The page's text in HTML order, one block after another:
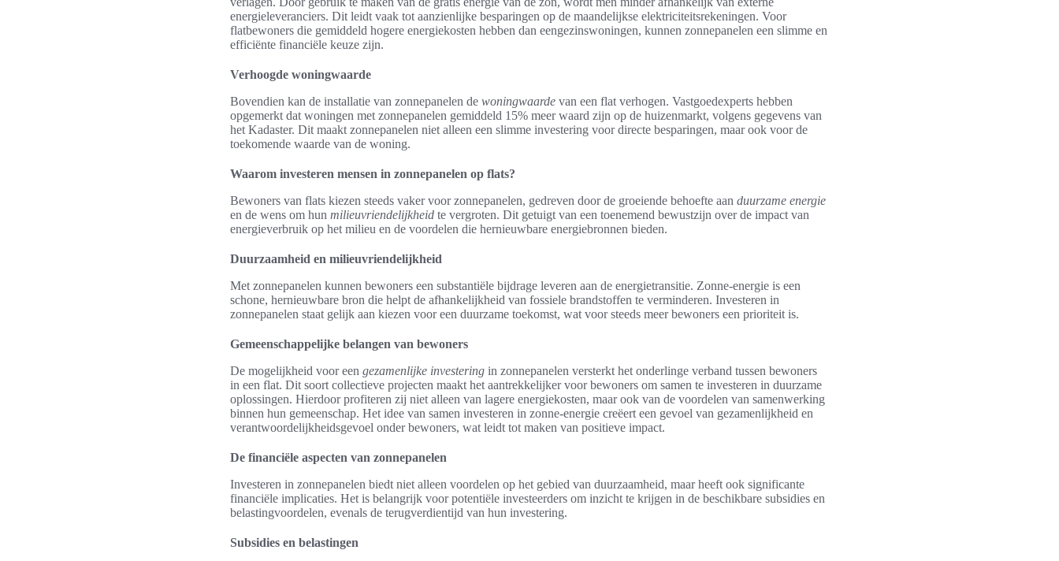
energieleveranciers. Dit leidt vaak tot aanzienlijke besparingen op de maandelijkse elektriciteitsrekeningen. Voor
flatbewoners die gemiddeld hogere energiekosten hebben dan eengezinswoningen, kunnen zonnepanelen een slimme en
efficiënte financiële keuze zijn.
Verhoogde woningwaarde
Bovendien kan de installatie van zonnepanelen de woningwaarde van een flat verhogen. Vastgoedexperts hebben
opgemerkt dat woningen met zonnepanelen gemiddeld 15% meer waard zijn op de huizenmarkt, volgens gegevens van
het Kadaster. Dit maakt zonnepanelen niet alleen een slimme investering voor directe besparingen, maar ook voor de
toekomende waarde van de woning.
Waarom investeren mensen in zonnepanelen op flats?
Bewoners van flats kiezen steeds vaker voor zonnepanelen, gedreven door de groeiende behoefte aan duurzame energie
en de wens om hun milieuvriendelijkheid te vergroten. Dit getuigt van een toenemend bewustzijn over de impact van
energieverbruik op het milieu en de voordelen die hernieuwbare energiebronnen bieden.
Duurzaamheid en milieuvriendelijkheid
Met zonnepanelen kunnen bewoners een substantiële bijdrage leveren aan de energietransitie. Zonne-energie is een
schone, hernieuwbare bron die helpt de afhankelijkheid van fossiele brandstoffen te verminderen. Investeren in
zonnepanelen staat gelijk aan kiezen voor een duurzame toekomst, wat voor steeds meer bewoners een prioriteit is.
Gemeenschappelijke belangen van bewoners
De mogelijkheid voor een gezamenlijke investering in zonnepanelen versterkt het onderlinge verband tussen bewoners
in een flat. Dit soort collectieve projecten maakt het aantrekkelijker voor bewoners om samen te investeren in duurzame
oplossingen. Hierdoor profiteren zij niet alleen van lagere energiekosten, maar ook van de voordelen van samenwerking
binnen hun gemeenschap. Het idee van samen investeren in zonne-energie creëert een gevoel van gezamenlijkheid en
verantwoordelijkheidsgevoel onder bewoners, wat leidt tot maken van positieve impact.
De financiële aspecten van zonnepanelen
Investeren in zonnepanelen biedt niet alleen voordelen op het gebied van duurzaamheid, maar heeft ook significante
financiële implicaties. Het is belangrijk voor potentiële investeerders om inzicht te krijgen in de beschikbare subsidies en
belastingvoordelen, evenals de terugverdientijd van hun investering.
Subsidies en belastingen